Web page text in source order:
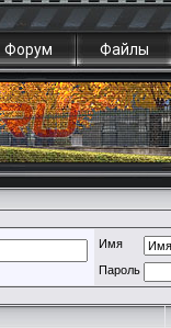
Форум Файлы
Имя
Пароль